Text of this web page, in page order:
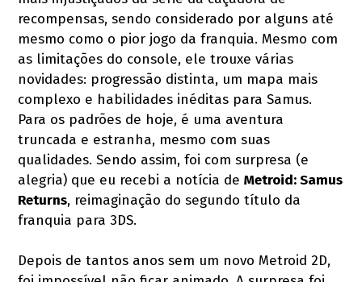
recompensas, sendo considerado por alguns até
mesmo como o pior jogo da franquia. Mesmo com
as limitações do console, ele trouxe várias
novidades: progressão distinta, um mapa mais
complexo e habilidades inéditas para Samus.
Para os padrões de hoje, é uma aventura
truncada e estranha, mesmo com suas
qualidades. Sendo assim, foi com surpresa (e
alegria) que eu recebi a notícia deMetroid: Samus
Returns, reimaginação do segundo título da
franquia para 3DS.
Depois de tantos anos sem um novo Metroid 2D,